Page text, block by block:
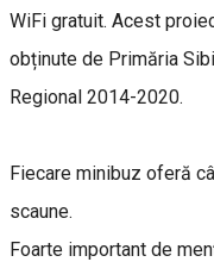
WiFi gratuit. Acest
obținute de Primăria
Regional 2014-2020.
Fiecare minibuz oferă
scaune.
Foarte important de